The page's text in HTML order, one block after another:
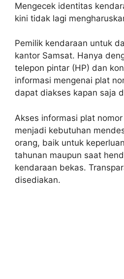
Mengecek identitas
kini tidak lagi
Pemilik kendaraan untuk
kantor Samsat. Hanya
telepon pintar (HP) dan
informasi mengenai plat
dapat diakses kapan saja
Akses informasi plat
menjadi kebutuhan
orang, baik untuk
tahunan maupun saat
kendaraan bekas.
disediakan.